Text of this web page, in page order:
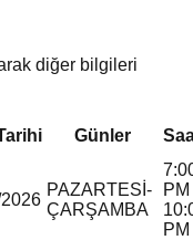
diğer bilgileri
Günler
PAZARTESİ-
ÇARŞAMBA
PM
PM